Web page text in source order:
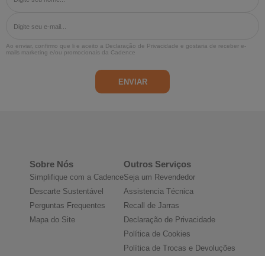
Ao enviar, confirmo que li e aceito a Declaração de Privacidade e gostaria de receber e-
mails marketing e/ou promocionais da Cadence
Sobre Nós
Simplifique com a Cadence
Descarte Sustentável
Perguntas Frequentes
Mapa do Site
Outros Serviços
Seja um Revendedor
Assistencia Técnica
Recall de Jarras
Declaração de Privacidade
Política de Cookies
Política de Trocas e Devoluções